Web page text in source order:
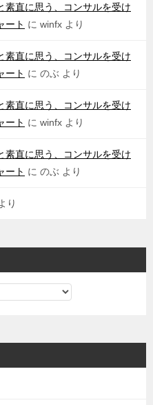
素直に思う、コンサルを受け
ート に winfx より
素直に思う、コンサルを受け
ート に のぶ より
素直に思う、コンサルを受け
ート に winfx より
素直に思う、コンサルを受け
ート に のぶ より
り